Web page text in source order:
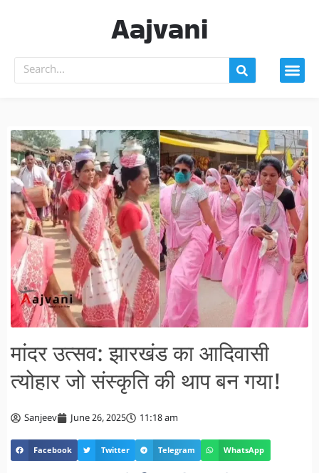
Aajvani
मांदर उत्सव: झारखंड का आदिवासी
त्योहार जो संस्कृति की थाप बन गया!
Sanjeev June 26, 2025 11:18 am
Facebook Twitter Telegram WhatsApp